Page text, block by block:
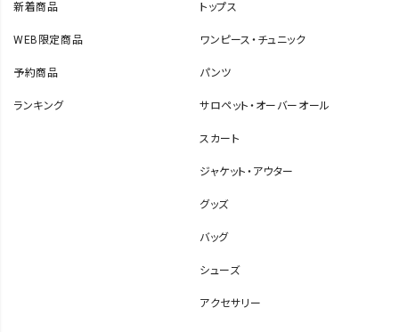
新着商品
WEB限定商品
予約商品
ランキング
トップス
ワンピース・チュニック
パンツ
サロペット・オーバーオール
スカート
ジャケット・アウター
グッズ
バッグ
シューズ
アクセサリー